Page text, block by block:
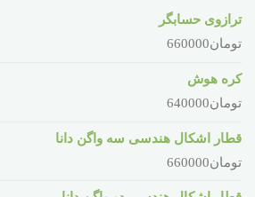
ترازوی حسابگر
تومان660000
کره هوش
تومان640000
قطار اشکال هندسی سه واگن دانا
تومان660000